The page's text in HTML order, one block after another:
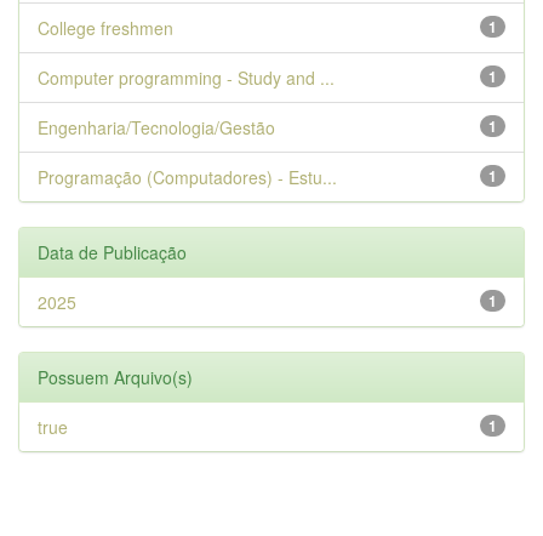
1
College freshmen
1
Computer programming - Study and ...
1
Engenharia/Tecnologia/Gestão
1
Programação (Computadores) - Estu...
Data de Publicação
1
2025
Possuem Arquivo(s)
1
true